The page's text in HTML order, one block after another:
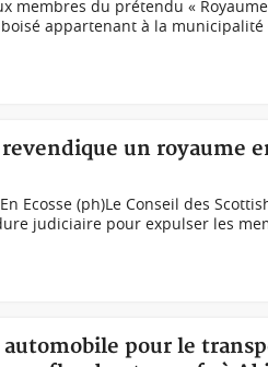
membres du prétendu «
appartenant à la municipalité
un royaume
Ecosse (ph)Le Conseil des
judiciaire pour expulser les
pour le